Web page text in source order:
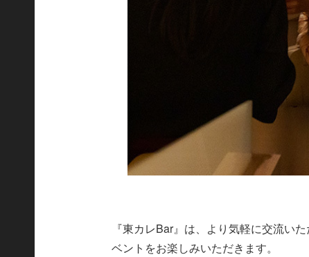
『東カレBar』は、より気軽に交流い
ベントをお楽しみいただきます。